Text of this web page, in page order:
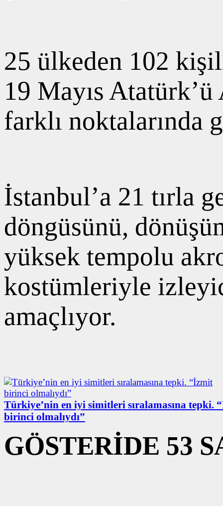
25 ülkeden 102
19 Mayıs
farklı noktalarında
İstanbul’a 21 tırla
döngüsünü,
yüksek tempolu
kostümleriyle
amaçlıyor.
Türkiye’nin en iyi simitleri sıralamasına tepki.
birinci olmalıydı”
GÖSTERİDE 53